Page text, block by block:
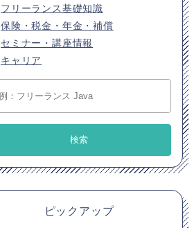
フリーランス基礎知識
保険・税金・年金・補償
セミナー・講座情報
キャリア
ピックアップ